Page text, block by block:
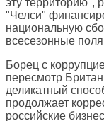
эту территорию",
"Челси"
национальную
всесезонные поля
Борец с
пересмотр
деликатный
продолжает
российские